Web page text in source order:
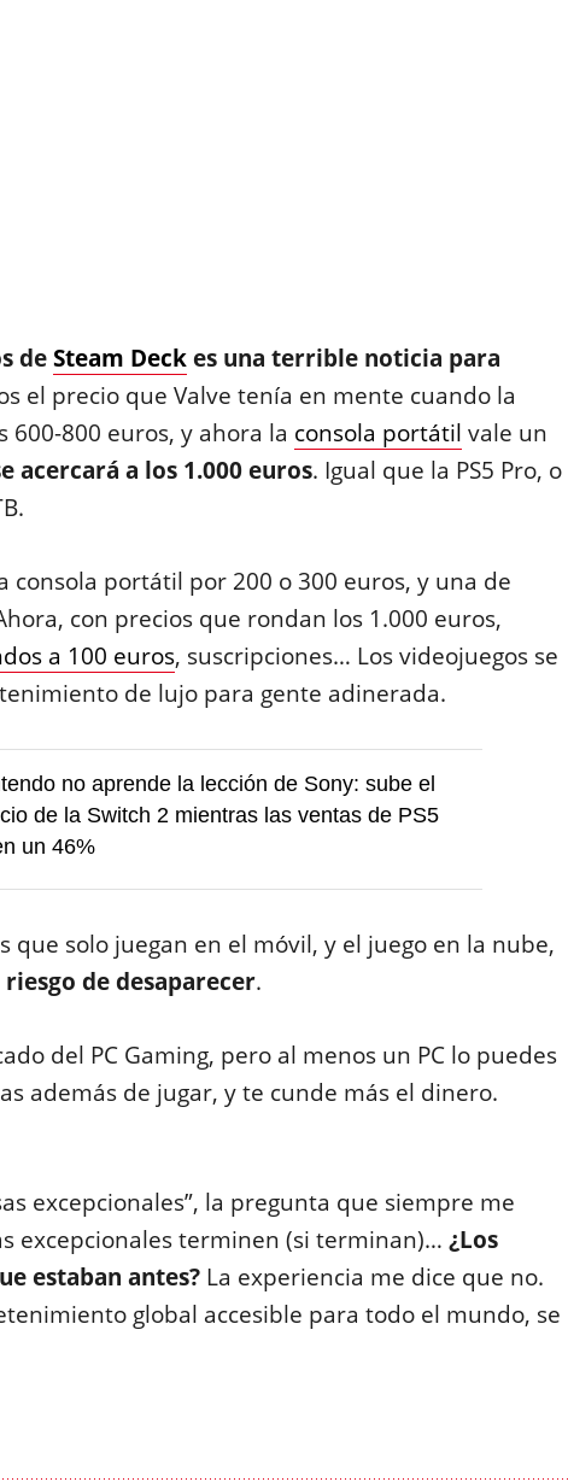
deSteam Deckes una terrible noticia para
el precio que Valve tenía en mente cuando la
800 euros, y ahora la consola portátil vale un
acercará a los 1.000 euros. Igual que la PS5 Pro, o
consola portátil por 200 o 300 euros, y una de
con precios que rondan los 1.000 euros,
a 100 euros, suscripciones… Los videojuegos se
de lujo para gente adinerada.
no aprende la lección de Sony: sube el
de la Switch 2 mientras las ventas de PS5
un 46%
que solo juegan en el móvil, y el juego en la nube,
de desaparecer.
del PC Gaming, pero al menos un PC lo puedes
además de jugar, y te cunde más el dinero.
excepcionales”, la pregunta que siempre me
excepcionales terminen (si terminan)… ¿Los
estaban antes?La experiencia me dice que no.
global accesible para todo el mundo, se